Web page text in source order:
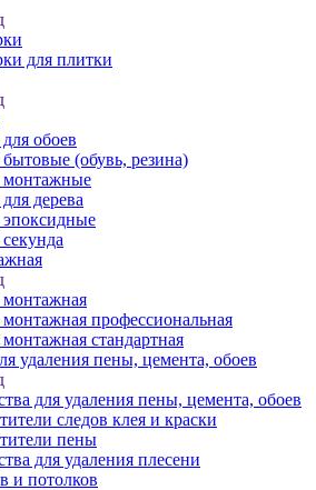
для плитки
обоев
(обувь, резина)
дерева
профессиональная
стандартная
удаления пены, цемента, обоев
для удаления пены, цемента, обоев
следов клея и краски
пены
для удаления плесени
и потолков